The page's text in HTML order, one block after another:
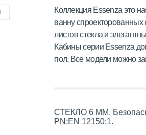
Коллекция Essenza это
ванну
листов стекла и
Кабины серии Essenza
пол. Все модели можно
СТЕКЛО 6 ММ.
PN:EN 12150:1.